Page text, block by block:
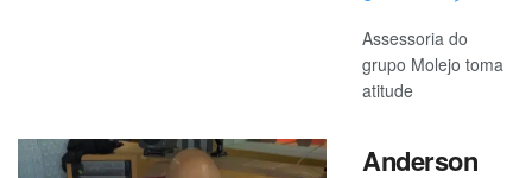
Assessoria do
grupo Molejo toma
atitude
Anderson